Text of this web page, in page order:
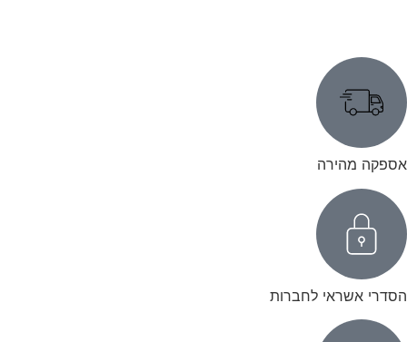
אספקה מהירה
הסדרי אשראי לחברות